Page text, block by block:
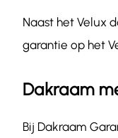
Naast het Velux
garantie op het
Dakraam
Bij Dakraam